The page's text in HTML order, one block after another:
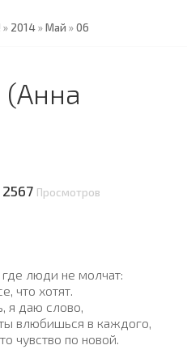
» 2014»Май »06
2567 Просмотров
люди не молчат:
что хотят.
я даю слово,
влюбишься в каждого,
чувство по новой.